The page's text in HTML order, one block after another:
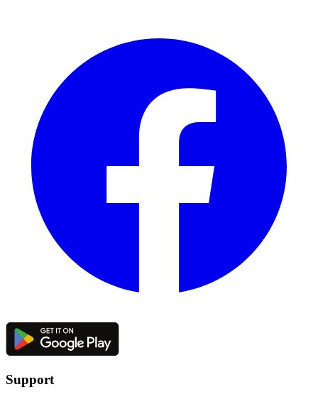
Support